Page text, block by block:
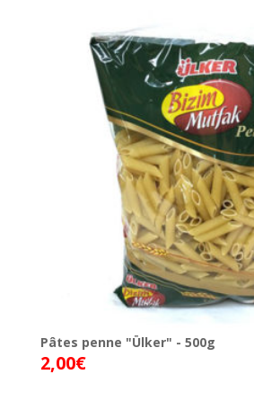
Pâtes penne "Ülker" - 500g
2,00€